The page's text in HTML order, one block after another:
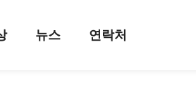
뉴스 연락처